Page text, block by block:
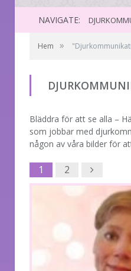
NAVIGATE:
Hem »
Bläddra för att se alla –
som jobbar med
någon av våra bilder för
1 2 Next